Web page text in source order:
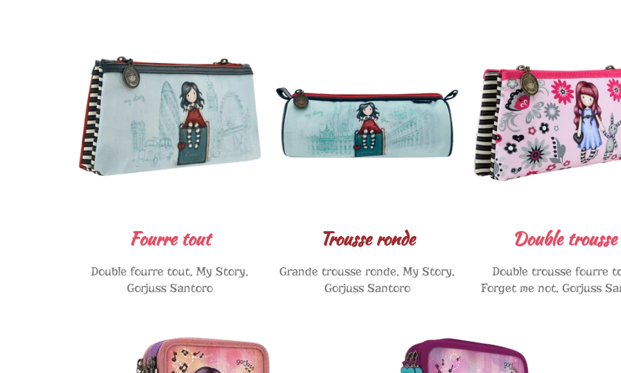
Fourre tout
Double fourre tout, My Story,
Gorjuss Santoro
Trousse ronde
Grande trousse ronde, My Story,
Gorjuss Santoro
Double trousse
Double trousse fourre
Forget me not, Gorjuss